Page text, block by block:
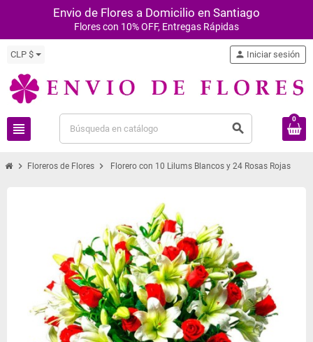
Envio de Flores a Domicilio en Santiago
Flores con 10% OFF, Entregas Rápidas
CLP $
view_headline search
person Iniciar sesión
0
chevron_right Floreros de Flores chevron_right Florero con 10 Lilums Blancos y 24 Rosas Rojas